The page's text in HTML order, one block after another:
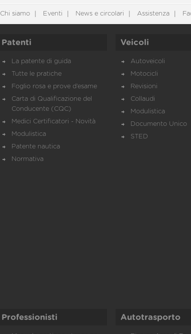
Chi siamo Eventi News e circolari Assistenza
Patenti
La patente di guida
Tutte le pratiche
Foglio rosa e prove d’esame
Carta di Qualificazione del
Conducente (CQC)
Medici Certificatori - Novità
Modulistica
Patente nautica
Normativa
Veicoli
Autoveicoli
Motocicli
Revisioni
Collaudi
Modulistica
Documento Unico
STED
Professionisti Autotrasporto